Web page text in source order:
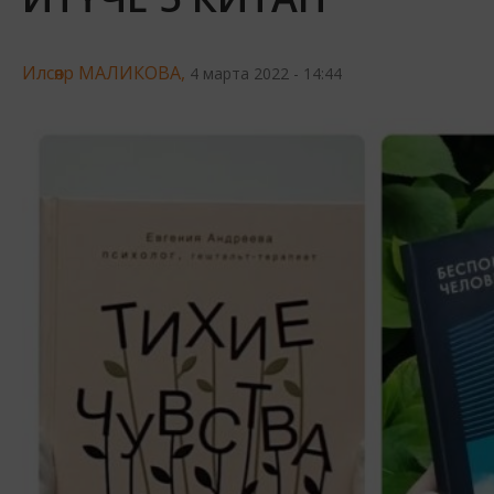
Илсөяр МАЛИКОВА, 4 марта 2022 - 14:44